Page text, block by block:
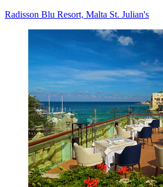
Radisson Blu Resort, Malta St. Julian's